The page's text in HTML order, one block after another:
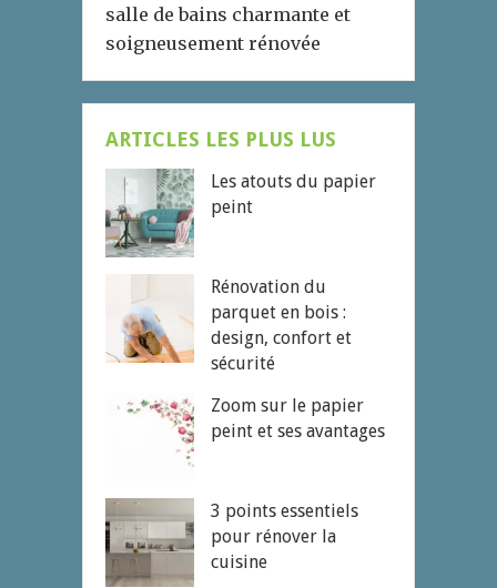
salle de bains charmante et
soigneusement rénovée
ARTICLES LES PLUS LUS
Les atouts du papier
peint
Rénovation du
parquet en bois :
design, confort et
sécurité
Zoom sur le papier
peint et ses avantages
3 points essentiels
pour rénover la
cuisine